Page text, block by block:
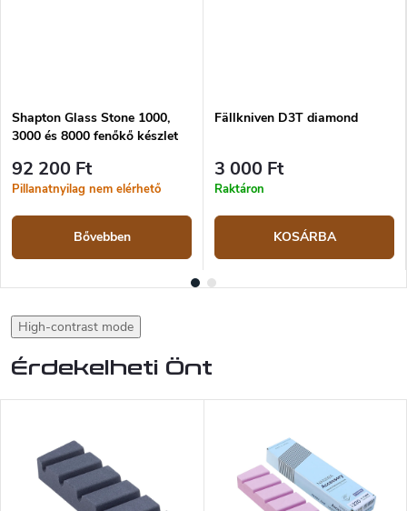
Shapton Glass Stone 1000,
3000 és 8000 fenőkő készlet
92 200 Ft
Pillanatnyilag nem elérhető
Bővebben
Fällkniven D3T diamond
3 000 Ft
Raktáron
KOSÁRBA
High-contrast mode
Érdekelheti Önt